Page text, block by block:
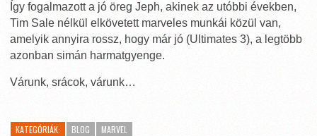
Így fogalmazott a jó öreg Jeph, akinek az utóbbi években,
Tim Sale nélkül elkövetett marveles munkái közül van,
amelyik annyira rossz, hogy már jó (Ultimates 3), a legtöbb
azonban simán harmatgyenge.
Várunk, srácok, várunk…
KATEGÓRIÁK: BLOG MARVEL